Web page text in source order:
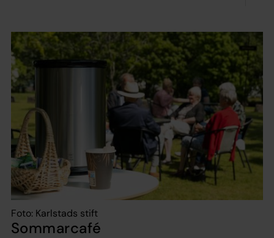
Foto: Karlstads stift
Sommarcafé